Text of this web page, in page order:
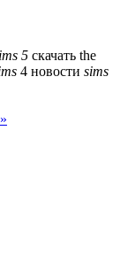
5 скачать the
4 новости sims